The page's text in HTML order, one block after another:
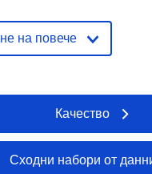
Deutschland
URL адрес:
Добавено
February
на повече
Качество
Сходни набори от